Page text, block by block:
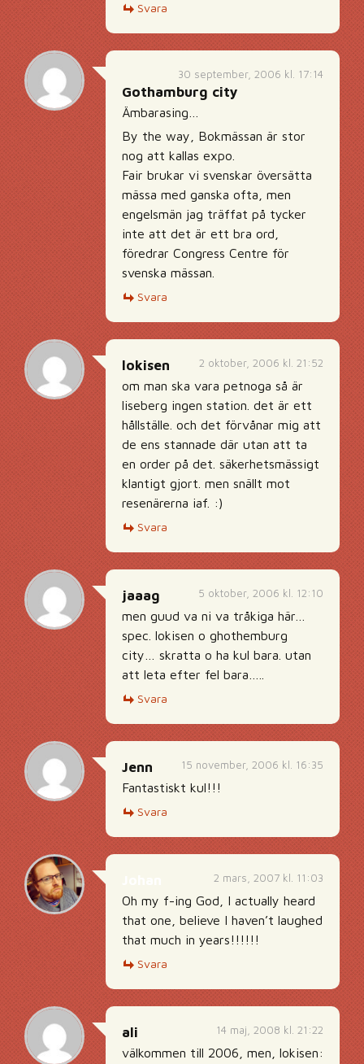
Svara
30 september, 2006 kl. 17:14
Gothamburg city
Ämbarasing…
By the way, Bokmässan är stor
nog att kallas expo.
Fair brukar vi svenskar översätta
mässa med ganska ofta, men
engelsmän jag träffat på tycker
inte att det är ett bra ord,
föredrar Congress Centre för
svenska mässan.
Svara
2 oktober, 2006 kl. 21:52
lokisen
om man ska vara petnoga så är
liseberg ingen station. det är ett
hållställe. och det förvånar mig att
de ens stannade där utan att ta
en order på det. säkerhetsmässigt
klantigt gjort. men snällt mot
resenärerna iaf. :)
Svara
5 oktober, 2006 kl. 12:10
jaaag
men guud va ni va tråkiga här…
spec. lokisen o ghothemburg
city… skratta o ha kul bara. utan
att leta efter fel bara…..
Svara
15 november, 2006 kl. 16:35
Jenn
Fantastiskt kul!!!
Svara
2 mars, 2007 kl. 11:03
Oh my f-ing God, I actually heard
that one, believe I haven’t laughed
that much in years!!!!!!
Svara
14 maj, 2008 kl. 21:22
ali
välkommen till 2006, men, lokisen: